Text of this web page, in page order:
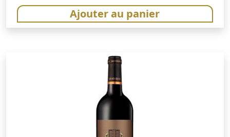
Ajouter au panier